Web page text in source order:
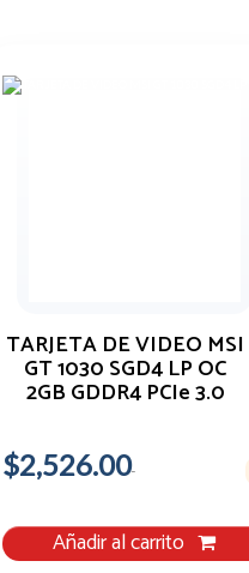
TARJETA DE VIDEO MSI
GT 1030 SGD4 LP OC
2GB GDDR4 PCIe 3.0
$2,526.00
Añadir al carrito